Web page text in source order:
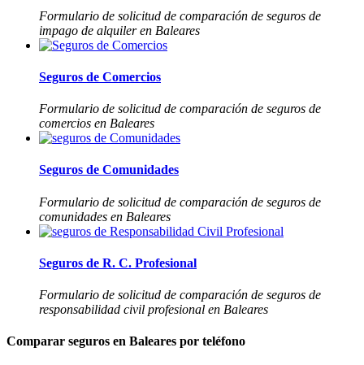
Formulario de solicitud de comparación de seguros de
impago de alquiler en Baleares
Seguros de Comercios
Formulario de solicitud de comparación de seguros de
comercios en Baleares
Seguros de Comunidades
Formulario de solicitud de comparación de seguros de
comunidades en Baleares
Seguros de R. C. Profesional
Formulario de solicitud de comparación de seguros de
responsabilidad civil profesional en Baleares
Comparar seguros en Baleares por teléfono